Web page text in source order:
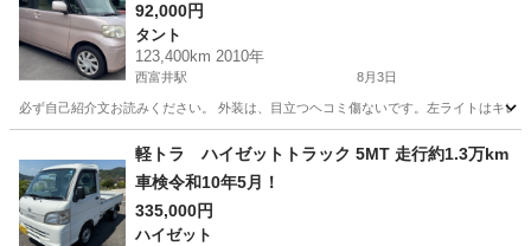
92,000円
タント
123,400km 2010年
西富井駅 8月3日
必ず自己紹介文お読みください。 外装は、目立つヘコミ傷ないです。左ライトはキ
西富井駅 タント エンジン
軽トラ ハイゼットトラック 5MT 走行約1.3万km
車検令和10年5月！
335,000円
ハイゼット